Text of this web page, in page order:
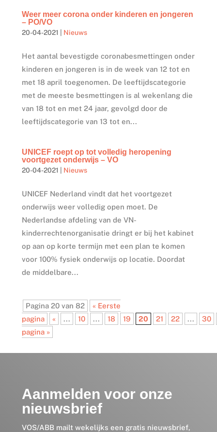
Weer meer corona onder kinderen en jongeren
– PO/VO
20-04-2021 Nieuws
Het aantal bevestigde coronabesmettingen onder
kinderen en jongeren is in de week van 12 tot en
met 18 april toegenomen. De leeftijdscategorie
met de meeste besmettingen is al wekenlang die
van 18 tot en met 24 jaar, gevolgd door de
leeftijdscategorie van 13 tot en...
UNICEF roept op tot volledig heropening
voortgezet onderwijs – VO
20-04-2021 Nieuws
UNICEF Nederland vindt dat het voortgezet
onderwijs weer volledig open moet. De
Nederlandse afdeling van de VN-
kinderrechtenorganisatie dringt er bij het kabinet
op aan op korte termijn met een plan te komen
voor 100% fysiek onderwijs op locatie. Doordat
de middelbare...
Pagina 20 van 82
« Eerste
pagina
« ... 10 ... 18 19 20 21 22 ...
30
pagina »
Aanmelden voor onze
nieuwsbrief
VOS/ABB mailt wekelijks een gratis nieuwsbrief,